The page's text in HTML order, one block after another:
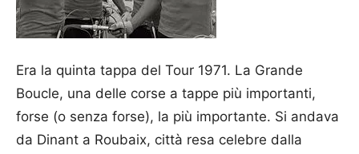
Era la quinta tappa del Tour 1971. La Grande
Boucle, una delle corse a tappe più importanti,
forse (o senza forse), la più importante. Si andava
da Dinant a Roubaix, città resa celebre dalla